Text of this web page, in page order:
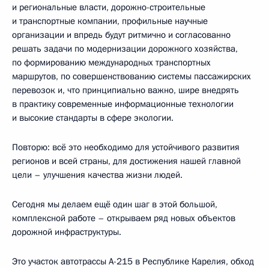
и региональные власти, дорожно-строительные
и транспортные компании, профильные научные
организации и впредь будут ритмично и согласованно
решать задачи по модернизации дорожного хозяйства,
по формированию международных транспортных
маршрутов, по совершенствованию системы пассажирских
перевозок и, что принципиально важно, шире внедрять
в практику современные информационные технологии
и высокие стандарты в сфере экологии.
Повторю: всё это необходимо для устойчивого развития
регионов и всей страны, для достижения нашей главной
цели – улучшения качества жизни людей.
Сегодня мы делаем ещё один шаг в этой большой,
комплексной работе – открываем ряд новых объектов
дорожной инфраструктуры.
Это участок автотрассы А-215 в Республике Карелия, обход